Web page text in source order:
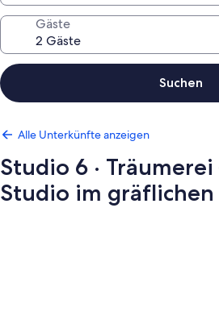
Gäste
Suchen
Alle Unterkünfte anzeigen
Studio 6 · Träumerei
Studio im gräflichen